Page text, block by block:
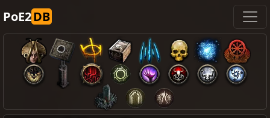
PoE2DB